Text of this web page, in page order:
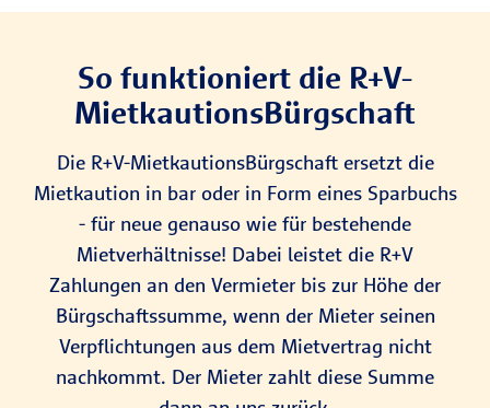
So funktioniert die R+V-
Mietkautions­Bürgschaft
Die R+V-MietkautionsBürgschaft ersetzt die
Mietkaution in bar oder in Form eines Sparbuchs
- für neue genauso wie für bestehende
Mietverhältnisse! Dabei leistet die R+V
Zahlungen an den Vermieter bis zur Höhe der
Bürgschaftssumme, wenn der Mieter seinen
Verpflichtungen aus dem Mietvertrag nicht
nachkommt. Der Mieter zahlt diese Summe